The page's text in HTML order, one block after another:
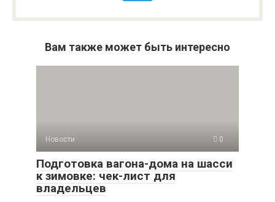
Вам также может быть интересно
Новости 0
Подготовка вагона-дома на шасси
к зимовке: чек-лист для
владельцев